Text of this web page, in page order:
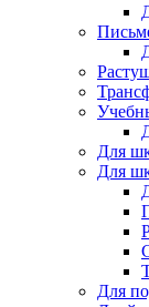
Для
Для
Для